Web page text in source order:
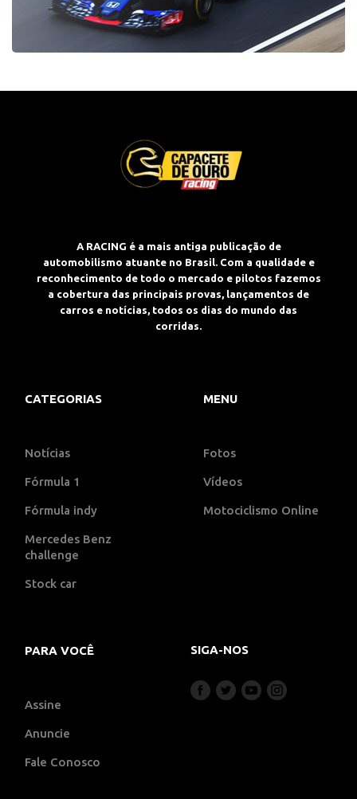
A RACING é a mais antiga publicação de
automobilismo atuante no Brasil. Com a qualidade e
reconhecimento de todo o mercado e pilotos fazemos
a cobertura das principais provas, lançamentos de
carros e notícias, todos os dias do mundo das
corridas.
CATEGORIAS
Notícias
Fórmula 1
Fórmula indy
Mercedes Benz
challenge
Stock car
MENU
Fotos
Vídeos
Motociclismo Online
PARA VOCÊ
Assine
Anuncie
Fale Conosco
SIGA-NOS